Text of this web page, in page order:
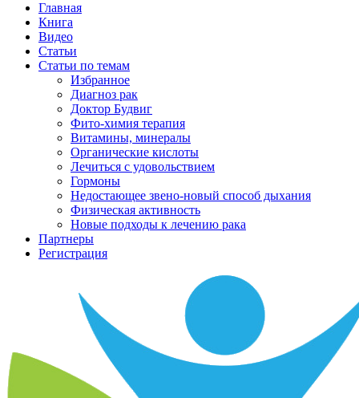
Главная
Книга
Видео
Статьи
Статьи по темам
Избранное
Диагноз рак
Доктор Будвиг
Фито-химия терапия
Витамины, минералы
Органические кислоты
Лечиться с удовольствием
Гормоны
Недостающее звено-новый способ дыхания
Физическая активность
Новые подходы к лечению рака
Партнеры
Регистрация